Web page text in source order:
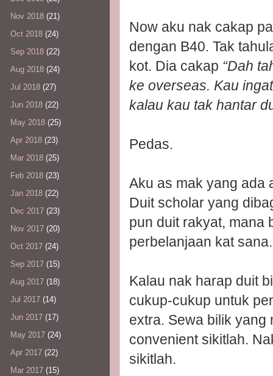
Now aku nak cakap
dengan B40. Tak
kot. Dia cakap “Dah
ke overseas. Kau
kalau kau tak hantar
Pedas.
Aku as mak yang ada
Duit scholar yang
pun duit rakyat, mana
perbelanjaan kat sana.
Kalau nak harap duit
cukup-cukup untuk
extra. Sewa bilik yang
convenient sikitlah.
sikitlah.
Nov 2018 (21)
Oct 2018 (24)
Sep 2018 (22)
Aug 2018 (24)
Jul 2018 (27)
Jun 2018 (22)
May 2018 (25)
Apr 2018 (23)
Mar 2018 (25)
Feb 2018 (23)
Jan 2018 (22)
Dec 2017 (23)
Nov 2017 (20)
Oct 2017 (24)
Sep 2017 (15)
Aug 2017 (18)
Jul 2017 (14)
Jun 2017 (17)
May 2017 (24)
Apr 2017 (22)
Mar 2017 (15)